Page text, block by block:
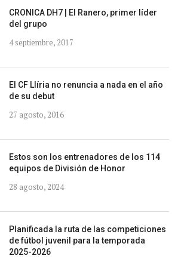
CRONICA DH7 | El Ranero, primer líder
del grupo
4 septiembre, 2017
El CF Llíria no renuncia a nada en el año
de su debut
27 agosto, 2016
Estos son los entrenadores de los 114
equipos de División de Honor
28 agosto, 2024
Planificada la ruta de las competiciones
de fútbol juvenil para la temporada
2025-2026